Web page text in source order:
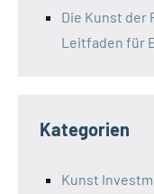
Die Kunst der
Leitfaden für
Kategorien
Kunst